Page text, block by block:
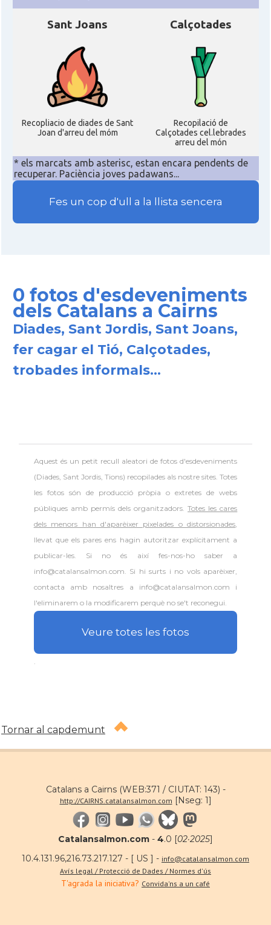
Sant Joans
Recopliacio de diades de Sant
Joan d'arreu del móm
Calçotades
Recopilació de
Calçotades cel.lebrades
arreu del món
* els marcats amb asterisc, estan encara pendents de
recuperar. Paciència joves padawans...
Fes un cop d'ull a la llista sencera
0 fotos d'esdeveniments
dels Catalans a Cairns
Diades, Sant Jordis, Sant Joans,
fer cagar el Tió, Calçotades,
trobades informals...
Aquest és un petit recull aleatori defotos d'esdeveniments
(Diades, Sant Jordis, Tions) recopilades als nostre sites. Totes
les fotos són de producció pròpia o extretes de webs
públiques amb permís dels organitzadors.Totes les cares
dels menors han d'aparèixer pixelades o distorsionades,
llevat que els pares ens hagin autoritzar explícitament a
publicar-les. Si no és així fes-nos-ho saber a
info@catalansalmon.com. Si hi surts i no vols aparèixer,
contacta amb nosaltres a info@catalansalmon.com i
l'eliminarem o la modificarem perquè no se't reconegui.
Veure totes les fotos
Tornar al capdemunt
Catalans a Cairns (WEB:371 / CIUTAT: 143) -
http://CAIRNS.catalansalmon.com [Nseg: 1]
Catalansalmon.com - 4.0 [02·2025]
10.4.131.96,216.73.217.127 - [ US ] - info@catalansalmon.com
Avís legal / Protecció de Dades / Normes d'ús
T'agrada la iniciativa? Convida'ns a un café